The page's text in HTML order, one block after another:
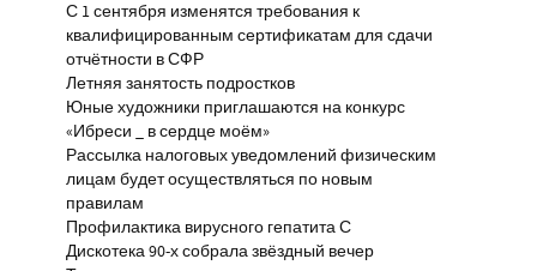
С 1 сентября изменятся требования к
квалифицированным сертификатам для сдачи
отчётности в СФР
Летняя занятость подростков
Юные художники приглашаются на конкурс
«Ибреси _ в сердце моём»
Рассылка налоговых уведомлений физическим
лицам будет осуществляться по новым
правилам
Профилактика вирусного гепатита С
Дискотека 90-х собрала звёздный вечер